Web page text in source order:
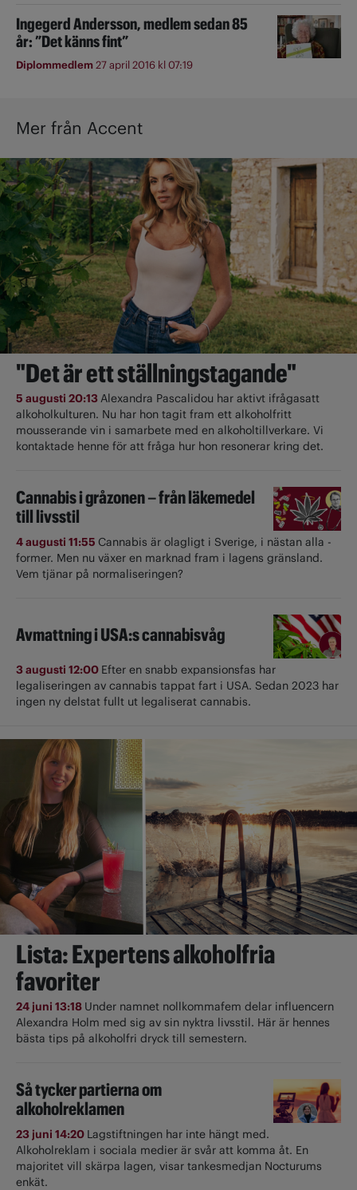
Ingegerd Andersson, medlem sedan 85
år: ”Det känns fint”
Diplommedlem27 april 2016 kl 07:19
Mer från Accent
"Det är ett ställningstagande"
5 augusti 20:13Alexandra Pascalidou har aktivt ifrågasatt
alkoholkulturen. Nu har hon tagit fram ett alkoholfritt
mousserande vin i samarbete med en alkoholtillverkare. Vi
kontaktade henne för att fråga hur hon resonerar kring det.
Cannabis i gråzonen – från läkemedel
till livsstil
4 augusti 11:55 Cannabis är olagligt i ­Sverige, i nästan alla ­
former. Men nu växer en marknad fram i lagens gränsland.
Vem tjänar på normaliseringen?
Avmattning i USA:s cannabisvåg
3 augusti 12:00 Efter en snabb expansionsfas har
legaliseringen av cannabis tappat fart i USA. Sedan 2023 har
ingen ny delstat fullt ut ­legaliserat cannabis.
Lista: Expertens alkoholfria
favoriter
24 juni 13:18 Under namnet nollkommafem delar influencern
Alexandra Holm med sig av sin nyktra livsstil. Här är hennes
bästa tips på alkoholfri dryck till semestern.
Så tycker partierna om
alkoholreklamen
23 juni 14:20 Lagstiftningen har inte hängt med.
Alkoholreklam i sociala medier är svår att komma åt. En
majoritet vill skärpa lagen, visar tankesmedjan Nocturums
enkät.